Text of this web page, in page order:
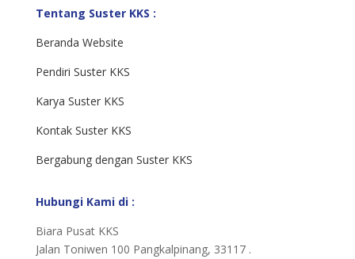
Tentang Suster KKS :
Beranda Website
Pendiri Suster KKS
Karya Suster KKS
Kontak Suster KKS
Bergabung dengan Suster KKS
Hubungi Kami di :
Biara Pusat KKS
Jalan Toniwen 100 Pangkalpinang, 33117 .